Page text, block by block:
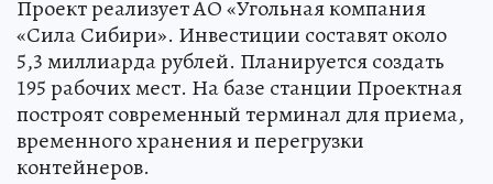
Проект реализует АО «Угольная компания
«Сила Сибири». Инвестиции составят около
5,3 миллиарда рублей. Планируется создать
195 рабочих мест. На базе станции Проектная
построят современный терминал для приема,
временного хранения и перегрузки
контейнеров.